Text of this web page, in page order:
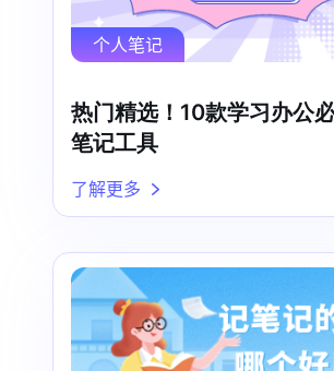
个人笔记
热门精选！10款学习办公
笔记工具
了解更多